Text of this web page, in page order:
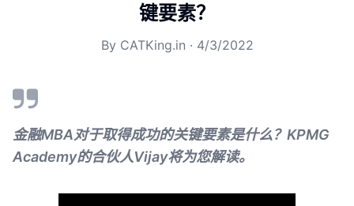
键要素？
By CATKing.in · 4/3/2022
金融MBA对于取得成功的关键要素是什么？KPMG
Academy的合伙人Vijay将为您解读。